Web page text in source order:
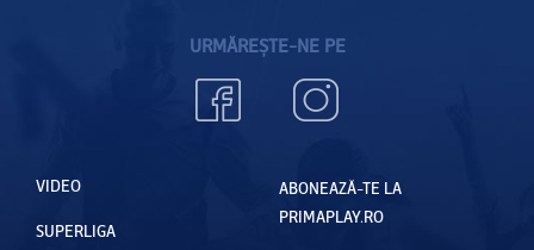
URMĂREȘTE-NE PE
VIDEO
SUPERLIGA
ABONEAZĂ-TE LA
PRIMAPLAY.RO